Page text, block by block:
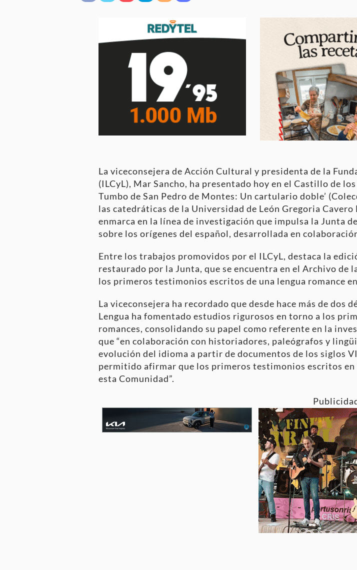
La viceconsejera de Acción Cultural y presidenta de la
(ILCyL), Mar Sancho, ha presentado hoy en el Castillo de
Tumbo de San Pedro de Montes: Un cartulario doble’
las catedráticas de la Universidad de León Gregoria
enmarca en la línea de investigación que impulsa la Junta
sobre los orígenes del español, desarrollada en
Entre los trabajos promovidos por el ILCyL, destaca la
restaurado por la Junta, que se encuentra en el Archivo de
los primeros testimonios escritos de una lengua romance
La viceconsejera ha recordado que desde hace más de dos
Lengua ha fomentado estudios rigurosos en torno a los
romances, consolidando su papel como referente en la
que “en colaboración con historiadores, paleógrafos y
evolución del idioma a partir de documentos de los siglos
permitido afirmar que los primeros testimonios escritos
esta Comunidad”.